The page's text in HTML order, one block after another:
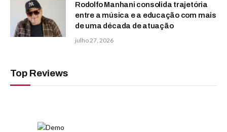
Rodolfo Manhani consolida trajetória
entre a música e a educação com mais
de uma década de atuação
julho 27, 2026
Top Reviews